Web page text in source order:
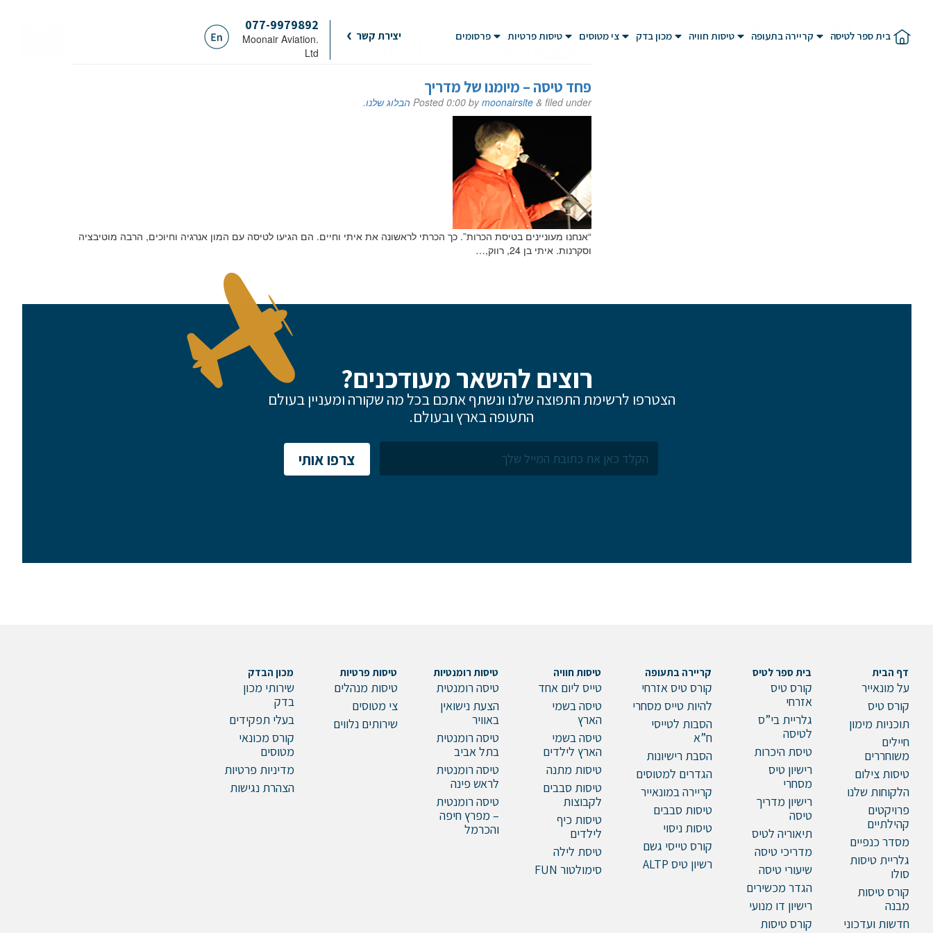
בית ספר לטיסה קריירה בתעופה טיסות חוויה מכון בדק צי מטוסים טיסות פרטיות פרסומים יצירת קשר
077-9979892
.Moonair Aviation
Ltd
Posts Tagged:סולו כחול
פחד טיסה – מיומנו של מדריך
Posted0:00 bymoonairsite & filed under הבלוג שלנו.
“אנחנו מעוניינים בטיסת הכרות”. כך הכרתי לראשונה את איתי וחיים. הם הגיעו לטיסה עם המון אנרגיה וחיוכים, הרבה מוטיבציה
וסקרנות. איתי בן 24, רווק,…
רוצים להשאר מעודכנים?
הצטרפו לרשימת התפוצה שלנו ונשתף אתכם בכל מה שקורה ומעניין בעולם
התעופה בארץ ובעולם.
צרפו אותי
דף הבית
על מונאייר
קורס טיס
תוכניות מימון
חיילים
משוחררים
טיסות צילום
הלקוחות שלנו
פרויקטים
קהילתיים
מסדר כנפיים
גלריית טיסות
סולו
קורס טיסות
מבנה
חדשות ועדכוני
בית ספר לטיס
קורס טיס
אזרחי
גלריית בי”ס
לטיסה
טיסת היכרות
רישיון טיס
מסחרי
רישיון מדריך
טיסה
תיאוריה לטיס
מדריכי טיסה
שיעורי טיסה
הגדר מכשירים
רישיון דו מנועי
קורס טיסות
קריירה בתעופה
קורס טיס אזרחי
להיות טייס מסחרי
הסבות לטייסי
ח”א
הסבת רישיונות
הגדרים למטוסים
קריירה במונאייר
טיסות סבבים
טיסות ניסוי
קורס טייסי גשם
רשיון טיס ALTP
טיסות חוויה
טייס ליום אחד
טיסה בשמי
הארץ
טיסה בשמי
הארץ לילדים
טיסות מתנה
טיסות סבבים
לקבוצות
טיסות כיף
לילדים
טיסת לילה
סימולטור FUN
טיסות רומנטיות
טיסה רומנטית
הצעת נישואין
באוויר
טיסה רומנטית
בתל אביב
טיסה רומנטית
לראש פינה
טיסה רומנטית
– מפרץ חיפה
והכרמל
טיסות פרטיות
טיסות מנהלים
צי מטוסים
שירותים נלווים
מכון הבדק
שירותי מכון
בדק
בעלי תפקידים
קורס מכונאי
מטוסים
מדיניות פרטיות
הצהרת נגישות
סימן שאתם מעוניינים
התעופה. השאירו לנו פרטים ונחזור אליכם.
שם פרטי